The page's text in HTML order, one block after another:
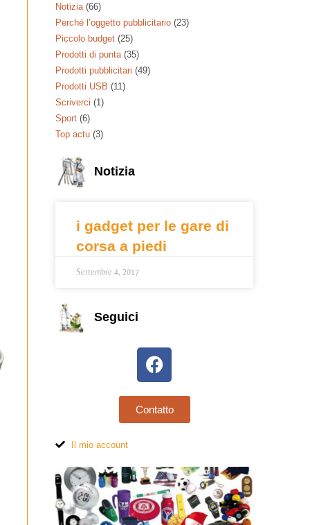
Notizia (66)
Perché l’oggetto pubblicitario (23)
Piccolo budget (25)
Prodotti di punta (35)
Prodotti pubblicitari (49)
Prodotti USB (11)
Scriverci (1)
Sport (6)
Top actu (3)
Notizia
i gadget per le gare di
corsa a piedi
Settembre 4, 2017
Seguici
Contatto
Il mio account